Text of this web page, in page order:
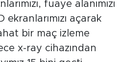
fuaye alanımızı
ekranlarımızı açarak
bir maç izleme
x-ray cihazından